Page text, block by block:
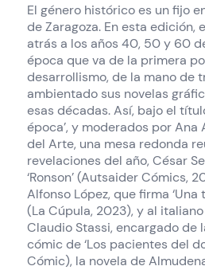
El género histórico es un fijo
de Zaragoza. En esta edición,
atrás a los años 40, 50 y 60
época que va de la primera
desarrollismo, de la mano de
ambientado sus novelas
esas décadas. Así, bajo el
época’, y moderados por Ana
del Arte, una mesa redonda
revelaciones del año, César
‘Ronson’ (Autsaider Cómics,
Alfonso López, que firma ‘Una
(La Cúpula, 2023), y al
Claudio Stassi, encargado de
cómic de ‘Los pacientes del
Cómic), la novela de